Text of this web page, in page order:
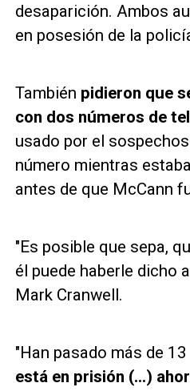
desaparición. Ambos
en posesión de la
También pidieron que
con dos números de
usado por el
número mientras
antes de que McCann
"Es posible que sepa,
él puede haberle dicho
Mark Cranwell.
"Han pasado más de
está en prisión (...)